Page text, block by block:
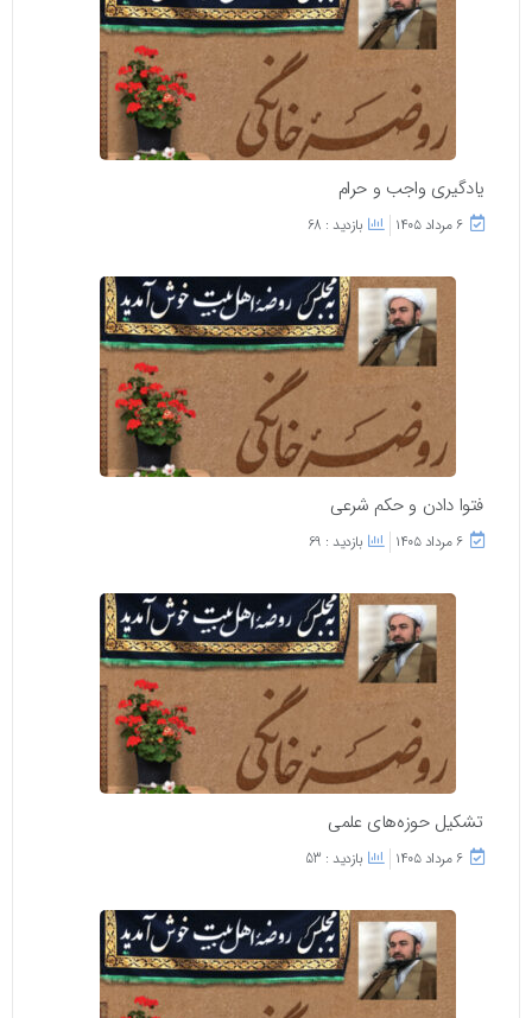
یادگیری واجب و حرام
۶ مرداد ۱۴۰۵ بازدید : 68
فتوا دادن و حکم شرعی
۶ مرداد ۱۴۰۵ بازدید : 69
تشکیل حوزه‌های علمی
۶ مرداد ۱۴۰۵ بازدید : 53